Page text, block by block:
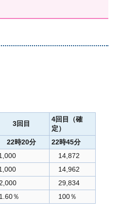
3回目
4回目（確
定）
22時20分
22時45分
14,872
14,962
29,834
％
100％